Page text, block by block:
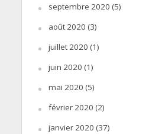
septembre 2020 (5)
août 2020 (3)
juillet 2020 (1)
juin 2020 (1)
mai 2020 (5)
février 2020 (2)
janvier 2020 (37)